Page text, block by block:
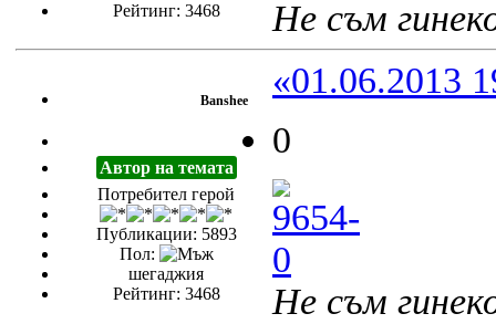
Рейтинг: 3468
Не съм
Banshee
Автор на темата
Потребител герой
Публикации: 5893
Пол:
шегаджия
Рейтинг: 3468
«01.06.2013
0
Не съм